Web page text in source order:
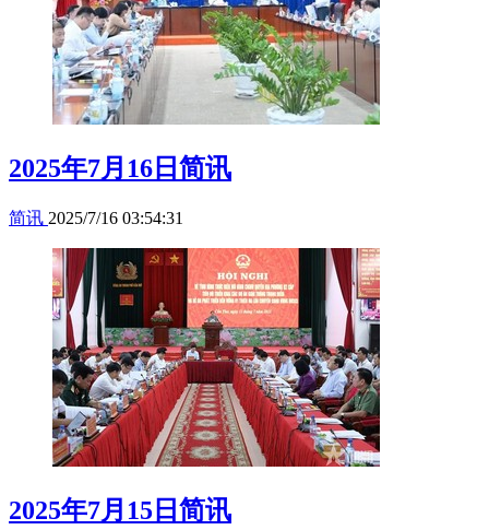
2025年7月16日简讯
简讯 2025/7/16 03:54:31
2025年7月15日简讯